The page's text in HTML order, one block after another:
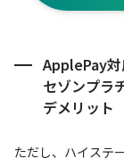
ApplePay
セゾンプラ
デメリット
ただし、ハイステ